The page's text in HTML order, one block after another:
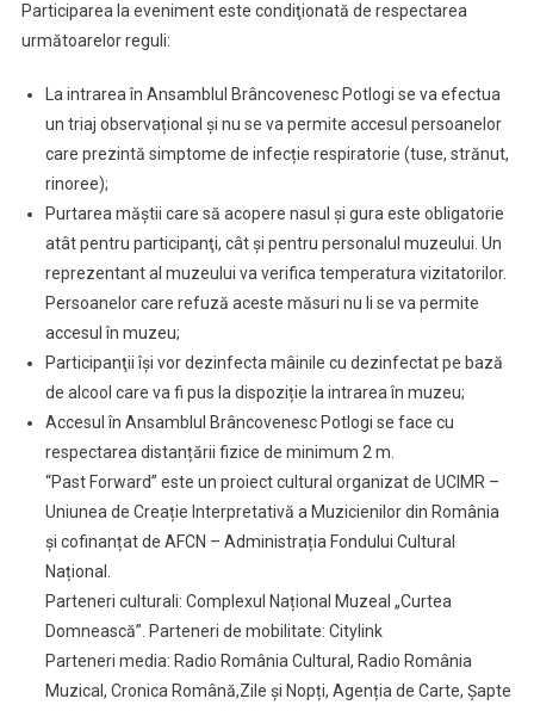
Participarea la eveniment este condiţionată de respectarea
următoarelor reguli:
La intrarea în Ansamblul Brâncovenesc Potlogi se va efectua
un triaj observațional și nu se va permite accesul persoanelor
care prezintă simptome de infecție respiratorie (tuse, strănut,
rinoree);
Purtarea măştii care să acopere nasul şi gura este obligatorie
atât pentru participanţi, cât şi pentru personalul muzeului. Un
reprezentant al muzeului va verifica temperatura vizitatorilor.
Persoanelor care refuză aceste măsuri nu li se va permite
accesul în muzeu;
Participanţii își vor dezinfecta mâinile cu dezinfectat pe bază
de alcool care va fi pus la dispoziție la intrarea în muzeu;
Accesul în Ansamblul Brâncovenesc Potlogi se face cu
respectarea distanțării fizice de minimum 2 m.
“Past Forward” este un proiect cultural organizat de UCIMR –
Uniunea de Creație Interpretativă a Muzicienilor din România
și cofinanțat de AFCN – Administrația Fondului Cultural
Național.
Parteneri culturali: Complexul Național Muzeal „Curtea
Domnească”. Parteneri de mobilitate: Citylink
Parteneri media: Radio România Cultural, Radio România
Muzical, Cronica Română,Zile și Nopți, Agenția de Carte, Șapte